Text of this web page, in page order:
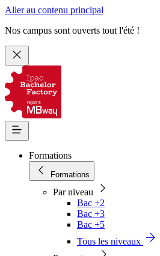
Aller au contenu principal
Nos campus sont ouverts tout l'été !
Formations
Formations
Par niveau
Bac +2
Bac +3
Bac +5
Tous les niveaux